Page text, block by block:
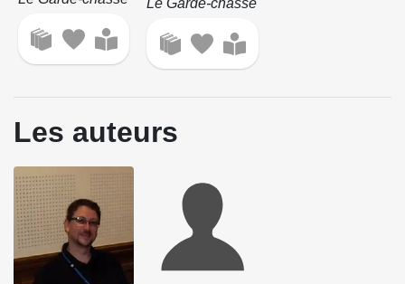
Le Garde-chasse
Les auteurs